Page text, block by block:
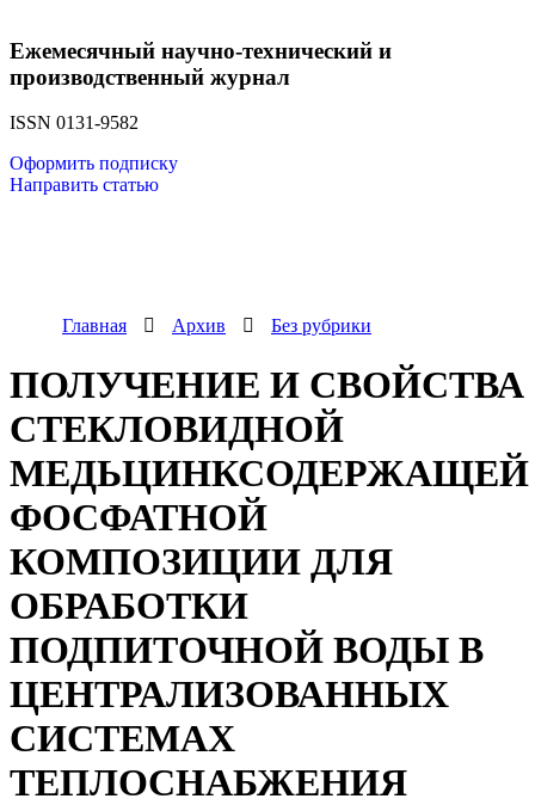
Ежемесячный научно-технический и
производственный журнал
ISSN 0131-9582
Оформить подписку
Направить статью
Главная Архив Без рубрики
ПОЛУЧЕНИЕ И СВОЙСТВА
СТЕКЛОВИДНОЙ
МЕДЬЦИНКСОДЕРЖАЩЕЙ
ФОСФАТНОЙ
КОМПОЗИЦИИ ДЛЯ
ОБРАБОТКИ
ПОДПИТОЧНОЙ ВОДЫ В
ЦЕНТРАЛИЗОВАННЫХ
СИСТЕМАХ
ТЕПЛОСНАБЖЕНИЯ